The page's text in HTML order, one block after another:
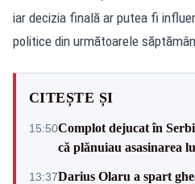
iar decizia finală ar putea fi
politice din următoarele
CITEȘTE ȘI
15:50Complot dejucat în
că plănuiau asasinarea
13:37Darius Olaru a spart